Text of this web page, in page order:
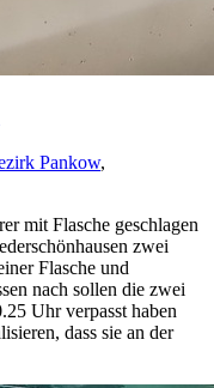
Pankow,
mit Flasche geschlagen
zwei
Flasche und
nach sollen die zwei
Uhr verpasst haben
dass sie an der